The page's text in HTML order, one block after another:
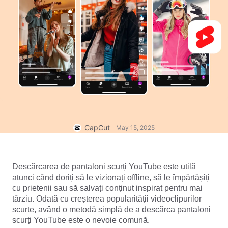
Text și audio
Subtitrări automate
Șabloane de subtitrări
Recunoaștere vocală
Text transformat în vorbire
Voci personalizate
Reducerea zgomotului
Imagine
Marketing
Stil de viață și vloguri
Design personalizat
Mai multe
Resurse
Ghiduri practice
Favorite
Tendințe și sugestii privind șabloanele
Mai multe
Șabloane pentru industrii
Șabloane retrospective
Centrul de autorizare
Centrul de ajutor
NewsRoom
Dreamina Seedance 2.0 Launch
Deschide CapCut
CapCut May 15, 2025
Descărcarea de pantaloni scurți YouTube este utilă
atunci când doriți să le vizionați offline, să le împărtășiți
cu prietenii sau să salvați conținut inspirat pentru mai
târziu. Odată cu creșterea popularității videoclipurilor
scurte, având o metodă simplă de a descărca pantaloni
scurți YouTube este o nevoie comună.